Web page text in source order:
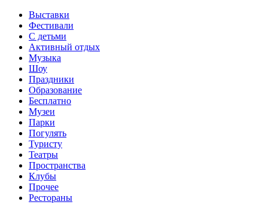
Выставки
Фестивали
С детьми
Активный отдых
Музыка
Шоу
Праздники
Образование
Бесплатно
Музеи
Парки
Погулять
Туристу
Театры
Пространства
Клубы
Прочее
Рестораны